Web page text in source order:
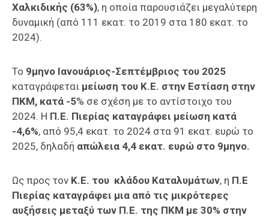
Χαλκιδικής (63%), η οποία παρουσιάζει μεγαλύτερη
δυναμική (από 111 εκατ. το 2019 στα 180 εκατ. το
2024).
Το 9μηνο Ιανουάριος-Σεπτέμβριος του 2025
καταγράφεται μείωση του Κ.Ε. στην Εστίαση στην
ΠΚΜ, κατά -5% σε σχέση με το αντίστοιχο του
2024. Η Π.Ε. Πιερίας καταγράφει μείωση κατά
-4,6%, από 95,4 εκατ. το 2024 στα 91 εκατ. ευρώ το
2025, δηλαδή απώλεια 4,4 εκατ. ευρώ στο 9μηνο.
Ως προς τον Κ.Ε. του κλάδου Καταλυμάτων, η Π.Ε
Πιερίας καταγράφει μια από τις μικρότερες
αυξήσεις μεταξύ των Π.Ε. της ΠΚΜ με 30% στην